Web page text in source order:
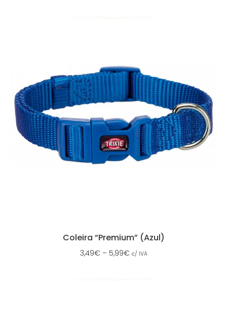
Coleira “Premium” (Azul)
3,49€ – 5,99€ c/ IVA